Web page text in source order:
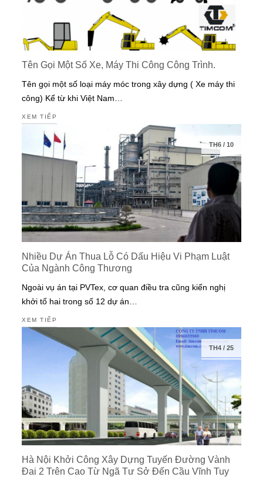
Tên Gọi Một Số Xe, Máy Thi Công Công Trình.
Tên gọi một số loại máy móc trong xây dựng ( Xe máy thi
công) Kể từ khi Việt Nam…
XEM TIẾP
TH6/ 10
Nhiều Dự Án Thua Lỗ Có Dấu Hiệu Vi Phạm Luật
Của Ngành Công Thương
Ngoài vụ án tại PVTex, cơ quan điều tra cũng kiến nghị
khởi tố hai trong số 12 dự án…
XEM TIẾP
TH4/ 25
Hà Nội Khởi Công Xây Dựng Tuyến Đường Vành
Đai 2 Trên Cao Từ Ngã Tư Sở Đến Cầu Vĩnh Tuy